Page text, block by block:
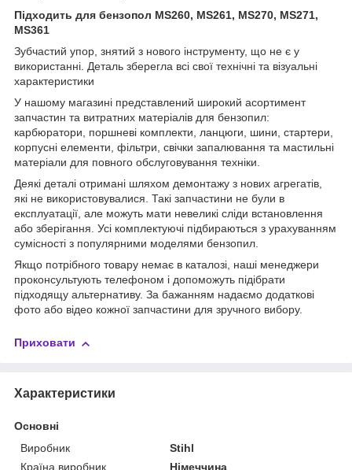
Підходить для бензопол MS260, MS261, MS270, MS271,
MS361
Зубчастий упор, знятий з нового інструменту, що не є у
використанні. Деталь зберегла всі свої технічні та візуальні
характеристики
У нашому магазині представлений широкий асортимент
запчастин та витратних матеріалів для бензопил:
карбюратори, поршневі комплекти, ланцюги, шини, стартери,
корпусні елементи, фільтри, свічки запалювання та мастильні
матеріали для повного обслуговування техніки.
Деякі деталі отримані шляхом демонтажу з нових агрегатів,
які не використовувалися. Такі запчастини не були в
експлуатації, але можуть мати невеликі сліди встановлення
або зберігання. Усі комплектуючі підбираються з урахуванням
сумісності з популярними моделями бензопил.
Якщо потрібного товару немає в каталозі, наші менеджери
проконсультують телефоном і допоможуть підібрати
підходящу альтернативу. За бажанням надаємо додаткові
фото або відео кожної запчастини для зручного вибору.
Приховати
Характеристики
Основні
Виробник
Stihl
Країна виробник
Німеччина